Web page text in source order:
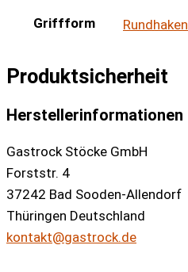
Griffform Rundhaken
Produktsicherheit
Herstellerinformationen
Gastrock Stöcke GmbH
Forststr. 4
37242 Bad Sooden-Allendorf
Thüringen Deutschland
kontakt@gastrock.de